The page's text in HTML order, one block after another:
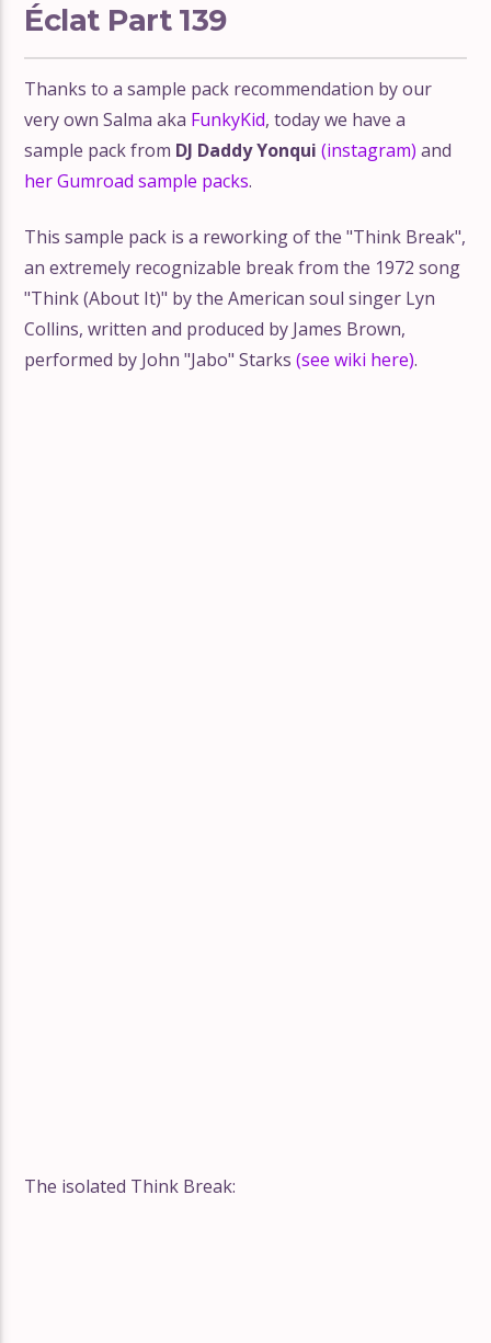
Éclat Part 139
Thanks to a sample pack recommendation by our
very own Salma aka FunkyKid, today we have a
sample pack from DJ Daddy Yonqui(instagram) and
her Gumroad sample packs.
This sample pack is a reworking of the "Think Break",
an extremely recognizable break from the 1972 song
"Think (About It)" by the American soul singer Lyn
Collins, written and produced by James Brown,
performed by John "Jabo" Starks(see wiki here).
The isolated Think Break: